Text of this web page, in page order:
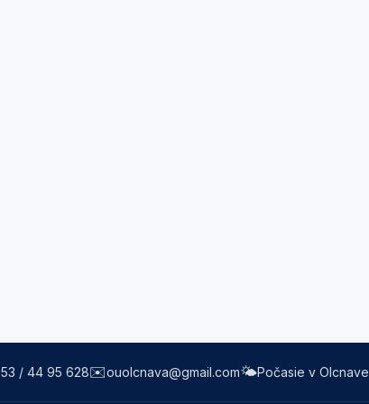
/ 44 95 628✉️ouolcnava@gmail.com🌤️Počasie v Olcnave